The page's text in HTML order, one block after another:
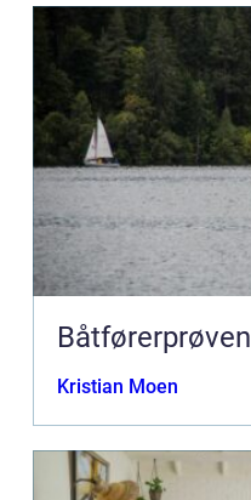
Båtførerprøven
Kristian Moen